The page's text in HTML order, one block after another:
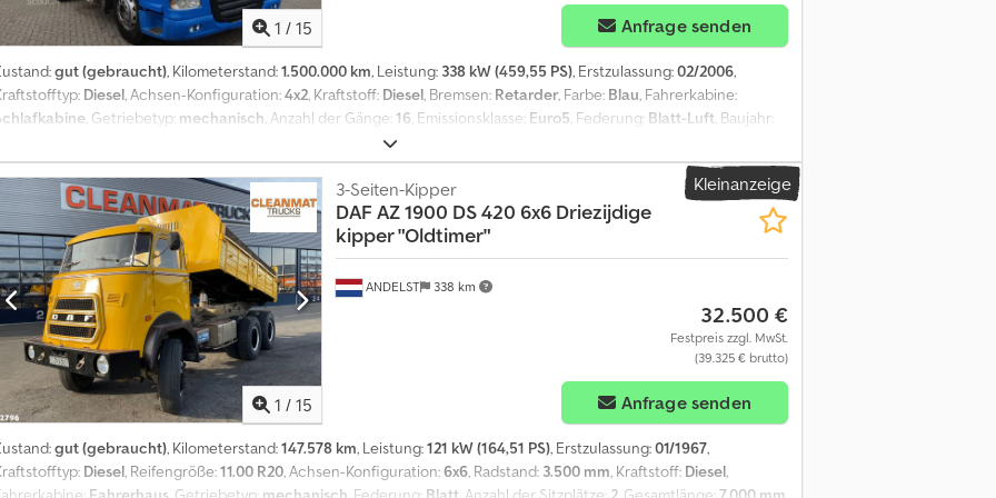
1 / 15 Anfrage senden
gut (gebraucht), Kilometerstand:1.500.000 km, Leistung: 338 kW (459,55 PS), Erstzulassung:02/2006,
Diesel, Achsen-Konfiguration:4x2, Kraftstoff: Diesel, Bremsen: Retarder, Farbe: Blau, Fahrerkabine:
, Getriebetyp: mechanisch, Anzahl der Gänge:16, Emissionsklasse: Euro5, Federung: Blatt-Luft, Baujahr:
ABS, AdBlue, Differentialsperre, Klimaanlage, Kühlschrank, Retarder, elektrische
, = Weitere Optionen und Zubehör = - Differentialsperre - Intarder - Kipphydraulik - Lufthorn -
- Sonnenschutzklappe - Zapfwelle (PTO) = Weitere Informationen = Chjdpeznl Hvefx Ankoa Vorderachse:
Reifen Profil links: 30%; Reifen Profil rechts: 30%; Federung: Blattfederung Hinterachse: Doppelbereift; Reifen
links innnerhalb: 30%; Reifen Profil links außen: 30%; Reifen Profil rechts innerhalb: 30%; Reifen Profil rechts
30%; Federung: Luftfederung Technischer Zustand: gut
Kleinanzeige
1 / 15
ANDELST 338 km
3-Seiten-Kipper
DAF AZ 1900 DS 420 6x6 Driezijdige
kipper "Oldtimer"
32.500 €
Festpreis zzgl. MwSt.
(39.325 € brutto)
Anfrage senden
gut (gebraucht), Kilometerstand:147.578 km, Leistung:121 kW (164,51 PS), Erstzulassung:01/1967,
Diesel, Reifengröße:11.00 R20, Achsen-Konfiguration:6x6, Radstand: 3.500 mm, Kraftstoff: Diesel,